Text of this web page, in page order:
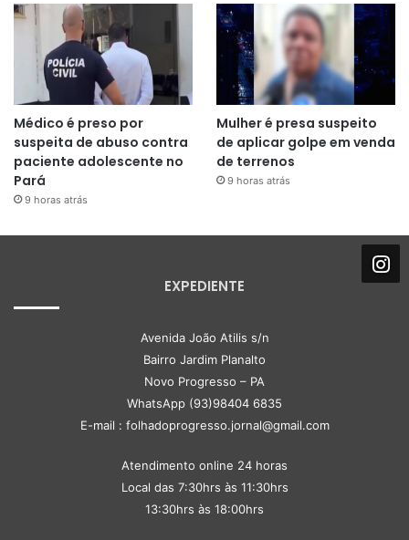
Médico é preso por
suspeita de abuso contra
paciente adolescente no
Pará
9 horas atrás
Mulher é presa suspeito
de aplicar golpe em venda
de terrenos
9 horas atrás
EXPEDIENTE
Avenida João Atilis s/n
Bairro Jardim Planalto
Novo Progresso – PA
WhatsApp (93)98404 6835
E-mail : folhadoprogresso.jornal@gmail.com
Atendimento online 24 horas
Local das 7:30hrs às 11:30hrs
13:30hrs às 18:00hrs